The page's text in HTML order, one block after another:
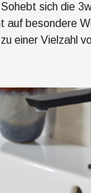
sich die
auf besondere
einer Vielzahl